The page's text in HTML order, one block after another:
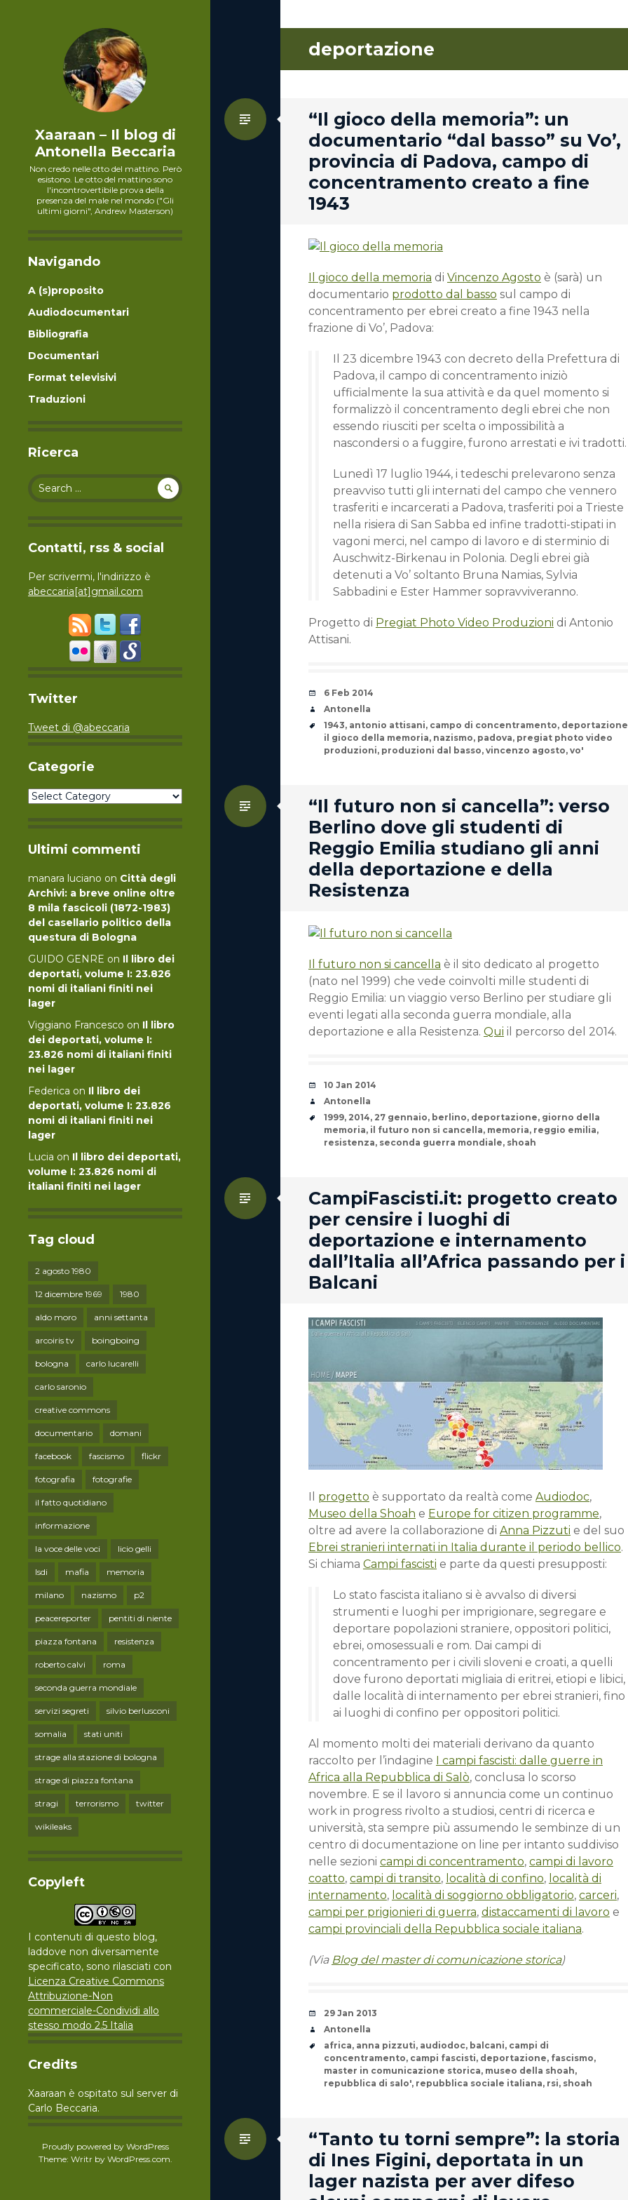
Xaaraan – Il blog di
Antonella Beccaria
Non credo nelle otto del mattino. Però
esistono. Le otto del mattino sono
l'incontrovertibile prova della
presenza del male nel mondo ("Gli
ultimi giorni", Andrew Masterson)
Navigando
A (s)proposito
Audiodocumentari
Bibliografia
Documentari
Format televisivi
Traduzioni
Ricerca
Search for:
Contatti, rss & social
Per scrivermi, l'indirizzo è
abeccaria[at]gmail.com
Twitter
Tweet di @abeccaria
Categorie
Categorie
Ultimi commenti
manara luciano on Città degli
Archivi: a breve online oltre
8 mila fascicoli (1872-1983)
del casellario politico della
questura di Bologna
GUIDO GENRE on Il libro dei
deportati, volume I: 23.826
nomi di italiani finiti nei
lager
Viggiano Francesco on Il libro
dei deportati, volume I:
23.826 nomi di italiani finiti
nei lager
Federica on Il libro dei
deportati, volume I: 23.826
nomi di italiani finiti nei
lager
Lucia on Il libro dei deportati,
volume I: 23.826 nomi di
italiani finiti nei lager
Tag cloud
2 agosto 1980
12 dicembre 1969 1980
aldo moro anni settanta
arcoiris tv boingboing
bologna carlo lucarelli
carlo saronio
creative commons
documentario domani
facebook fascismo flickr
fotografia fotografie
il fatto quotidiano
informazione
la voce delle voci licio gelli
lsdi mafia memoria
milano nazismo p2
peacereporter pentiti di niente
piazza fontana resistenza
roberto calvi roma
seconda guerra mondiale
servizi segreti silvio berlusconi
somalia stati uniti
strage alla stazione di bologna
strage di piazza fontana
stragi terrorismo twitter
wikileaks
Copyleft
I contenuti di questo blog,
laddove non diversamente
specificato, sono rilasciati con
Licenza Creative Commons
Attribuzione-Non
commerciale-Condividi allo
stesso modo 2.5 Italia
Credits
Xaaraan è ospitato sul server di
Carlo Beccaria.
Proudly powered by WordPress
Theme: Writr by WordPress.com.
deportazione
“Il gioco della memoria”: un
documentario “dal basso” su Vo’,
provincia di Padova, campo di
concentramento creato a fine
1943
Standard
Il gioco della memoria di Vincenzo Agosto è (sarà) un
documentario prodotto dal basso sul campo di
concentramento per ebrei creato a fine 1943 nella
frazione di Vo’, Padova:
Il 23 dicembre 1943 con decreto della Prefettura di
Padova, il campo di concentramento iniziò
ufficialmente la sua attività e da quel momento si
formalizzò il concentramento degli ebrei che non
essendo riusciti per scelta o impossibilità a
nascondersi o a fuggire, furono arrestati e ivi tradotti.
Lunedì 17 luglio 1944, i tedeschi prelevarono senza
preavviso tutti gli internati del campo che vennero
trasferiti e incarcerati a Padova, trasferiti poi a Trieste
nella risiera di San Sabba ed infine tradotti-stipati in
vagoni merci, nel campo di lavoro e di sterminio di
Auschwitz-Birkenau in Polonia. Degli ebrei già
detenuti a Vo’ soltanto Bruna Namias, Sylvia
Sabbadini e Ester Hammer sopravviveranno.
Progetto di Pregiat Photo Video Produzioni di Antonio
Attisani.
Date
6 Feb 2014
Author
Antonella
Tags
1943, antonio attisani, campo di concentramento, deportazione
il gioco della memoria, nazismo, padova, pregiat photo video
produzioni, produzioni dal basso, vincenzo agosto, vo'
“Il futuro non si cancella”: verso
Berlino dove gli studenti di
Reggio Emilia studiano gli anni
della deportazione e della
Resistenza
Standard
Il futuro non si cancella è il sito dedicato al progetto
(nato nel 1999) che vede coinvolti mille studenti di
Reggio Emilia: un viaggio verso Berlino per studiare gli
eventi legati alla seconda guerra mondiale, alla
deportazione e alla Resistenza. Qui il percorso del 2014.
Date
10 Jan 2014
Author
Antonella
Tags
1999, 2014, 27 gennaio, berlino, deportazione, giorno della
memoria, il futuro non si cancella, memoria, reggio emilia,
resistenza, seconda guerra mondiale, shoah
CampiFascisti.it: progetto creato
per censire i luoghi di
deportazione e internamento
dall’Italia all’Africa passando per i
Balcani
Standard
Il progetto è supportato da realtà come Audiodoc,
Museo della Shoah e Europe for citizen programme,
oltre ad avere la collaborazione di Anna Pizzuti e del suo
Ebrei stranieri internati in Italia durante il periodo bellico.
Si chiama Campi fascisti e parte da questi presupposti:
Lo stato fascista italiano si è avvalso di diversi
strumenti e luoghi per imprigionare, segregare e
deportare popolazioni straniere, oppositori politici,
ebrei, omosessuali e rom. Dai campi di
concentramento per i civili sloveni e croati, a quelli
dove furono deportati migliaia di eritrei, etiopi e libici,
dalle località di internamento per ebrei stranieri, fino
ai luoghi di confino per oppositori politici.
Al momento molti dei materiali derivano da quanto
raccolto per l’indagine I campi fascisti: dalle guerre in
Africa alla Repubblica di Salò, conclusa lo scorso
novembre. E se il lavoro si annuncia come un continuo
work in progress rivolto a studiosi, centri di ricerca e
università, sta sempre più assumendo le sembinze di un
centro di documentazione on line per intanto suddiviso
nelle sezioni campi di concentramento, campi di lavoro
coatto, campi di transito, località di confino, località di
internamento, località di soggiorno obbligatorio, carceri,
campi per prigionieri di guerra, distaccamenti di lavoro e
campi provinciali della Repubblica sociale italiana.
(Via Blog del master di comunicazione storica)
Date
29 Jan 2013
Author
Antonella
Tags
africa, anna pizzuti, audiodoc, balcani, campi di
concentramento, campi fascisti, deportazione, fascismo,
master in comunicazione storica, museo della shoah,
repubblica di salo', repubblica sociale italiana, rsi, shoah
“Tanto tu torni sempre”: la storia
di Ines Figini, deportata in un
lager nazista per aver difeso
Standard